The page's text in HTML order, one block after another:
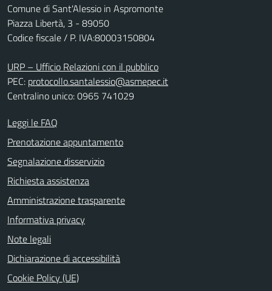
Comune di Sant'Alessio in Aspromonte
Piazza Libertà, 3 - 89050
Codice fiscale / P. IVA:80003150804
URP – Ufficio Relazioni con il pubblico
PEC: protocollo.santalessio@asmepec.it
Centralino unico: 0965 741029
Leggi le FAQ
Prenotazione appuntamento
Segnalazione disservizio
Richiesta assistenza
Amministrazione trasparente
Informativa privacy
Note legali
Dichiarazione di accessibilità
Cookie Policy (UE)